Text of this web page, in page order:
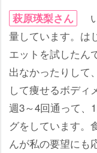
萩原瑛梨さん
量しています。は
エットを試したん
出なかったりして
して痩せるボディ
週3～4回通って、
グをしています。
んが私の要望にも